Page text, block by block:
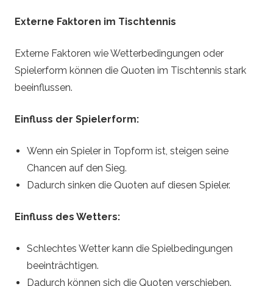
Externe Faktoren im Tischtennis
Externe Faktoren wie Wetterbedingungen oder
Spielerform können die Quoten im Tischtennis stark
beeinflussen.
Einfluss der Spielerform:
Wenn ein Spieler in Topform ist, steigen seine
Chancen auf den Sieg.
Dadurch sinken die Quoten auf diesen Spieler.
Einfluss des Wetters:
Schlechtes Wetter kann die Spielbedingungen
beeinträchtigen.
Dadurch können sich die Quoten verschieben.